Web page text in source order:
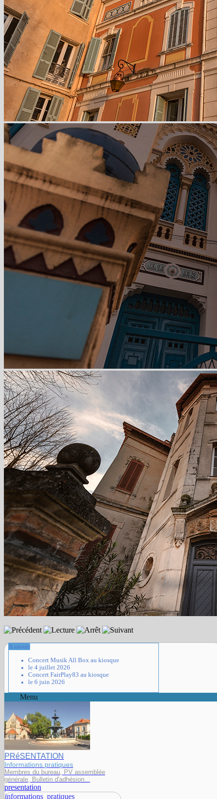
A savoir
Concert Musik All Box au kiosque
le 4 juillet 2026
Concert FairPlay83 au kiosque
le 6 juin 2026
Menu
PRéSENTATION
Informations pratiques
Membres du bureau, PV assemblée
générale, Bulletin d'adhésion...
presentation
informations_pratiques